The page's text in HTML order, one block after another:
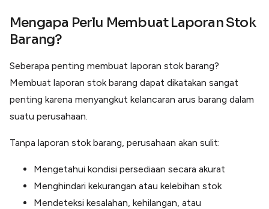
Mengapa Perlu Membuat Laporan Stok
Barang?
Seberapa penting membuat laporan stok barang?
Membuat laporan stok barang dapat dikatakan sangat
penting karena menyangkut kelancaran arus barang dalam
suatu perusahaan.
Tanpa laporan stok barang, perusahaan akan sulit:
Mengetahui kondisi persediaan secara akurat
Menghindari kekurangan atau kelebihan stok
Mendeteksi kesalahan, kehilangan, atau